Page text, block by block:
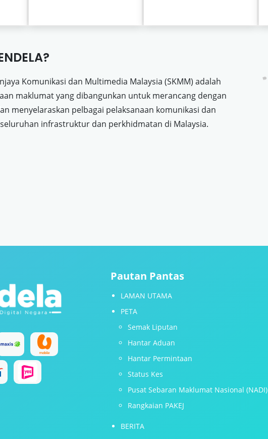
Komunikasi dan Multimedia Malaysia (SKMM) adalah
maklumat yang dibangunkan untuk merancang dengan
menyelaraskan pelbagai pelaksanaan komunikasi dan
infrastruktur dan perkhidmatan di Malaysia.
Pautan Pantas
LAMAN UTAMA
PETA
Semak Liputan
Hantar Aduan
Hantar Permintaan
Status Kes
Pusat Sebaran Maklumat Nasional (NADI)
Rangkaian PAKEJ
BERITA